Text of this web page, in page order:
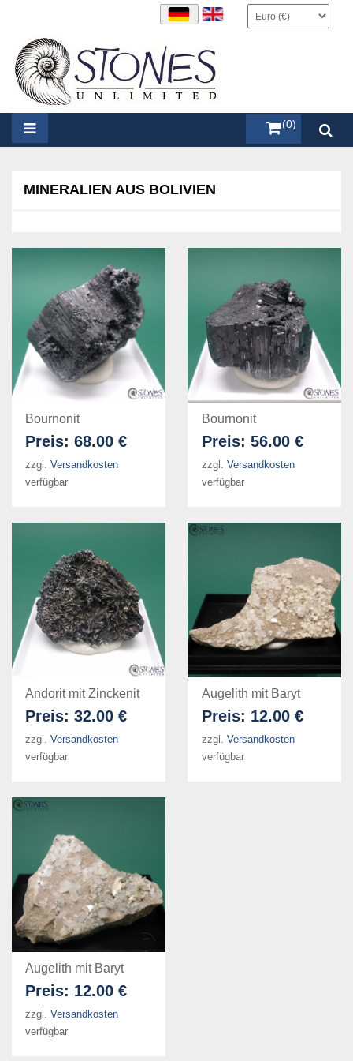
items (0)
MINERALIEN AUS BOLIVIEN
Bournonit
Preis: 68.00 €
zzgl. Versandkosten
verfügbar
Bournonit
Preis: 56.00 €
zzgl. Versandkosten
verfügbar
Andorit mit Zinckenit
Preis: 32.00 €
zzgl. Versandkosten
verfügbar
Augelith mit Baryt
Preis: 12.00 €
zzgl. Versandkosten
verfügbar
Augelith mit Baryt
Preis: 12.00 €
zzgl. Versandkosten
verfügbar